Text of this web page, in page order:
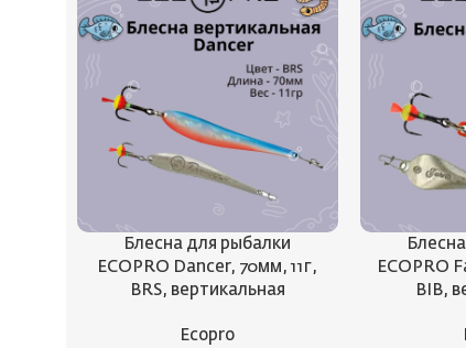
Блесна для рыбалки
ECOPRO Dancer, 70мм, 11г,
BRS, вертикальная
Ecopro
ECOPRO
BIB,